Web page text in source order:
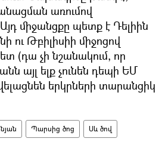
առումով
միջանցքը պետք է Դելիին
ու Թբիլիսիի միջոցով
(դա չի նշանակում, որ
այլ ելք չունեն դեպի ԵՄ
երկրների տարանցիկ
Պարսից ծոց Սև ծով